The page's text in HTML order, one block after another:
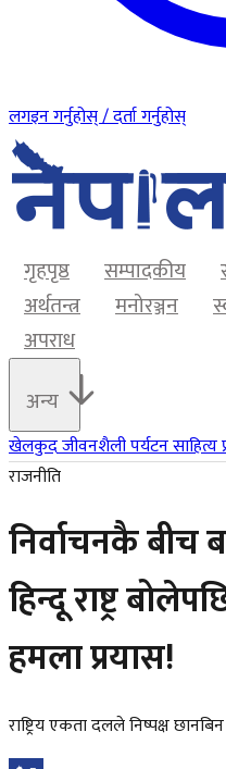
लगइन गर्नुहोस् / दर्ता गर्नुहोस्
गृहपृष्ठ सम्पादकीय
अर्थतन्त्र
मनोरञ्जन
अपराध
अन्य
खेलकुदजीवनशैलीपर्यटनसाहित्य
राजनीति
निर्वाचनकै बीच
हिन्दू राष्ट्र
हमला प्रयास!
राष्ट्रिय एकता दलले निष्पक्ष